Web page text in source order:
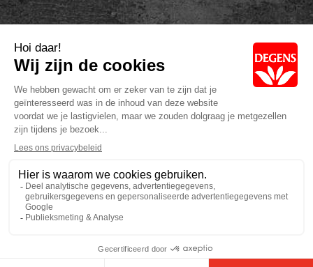
Local Brands of Solina
Privacybeleid